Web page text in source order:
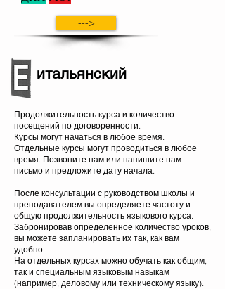
--->
итальянский
Продолжительность курса и количество
посещений по договоренности.
Курсы могут начаться в любое время.
Отдельные курсы могут проводиться в любое
время. Позвоните нам или напишите нам
письмо и предложите дату начала.
После консультации с руководством школы и
преподавателем вы определяете частоту и
общую продолжительность языкового курса.
Забронировав определенное количество уроков,
вы можете запланировать их так, как вам
удобно.
На отдельных курсах можно обучать как общим,
так и специальным языковым навыкам
(например, деловому или техническому языку).